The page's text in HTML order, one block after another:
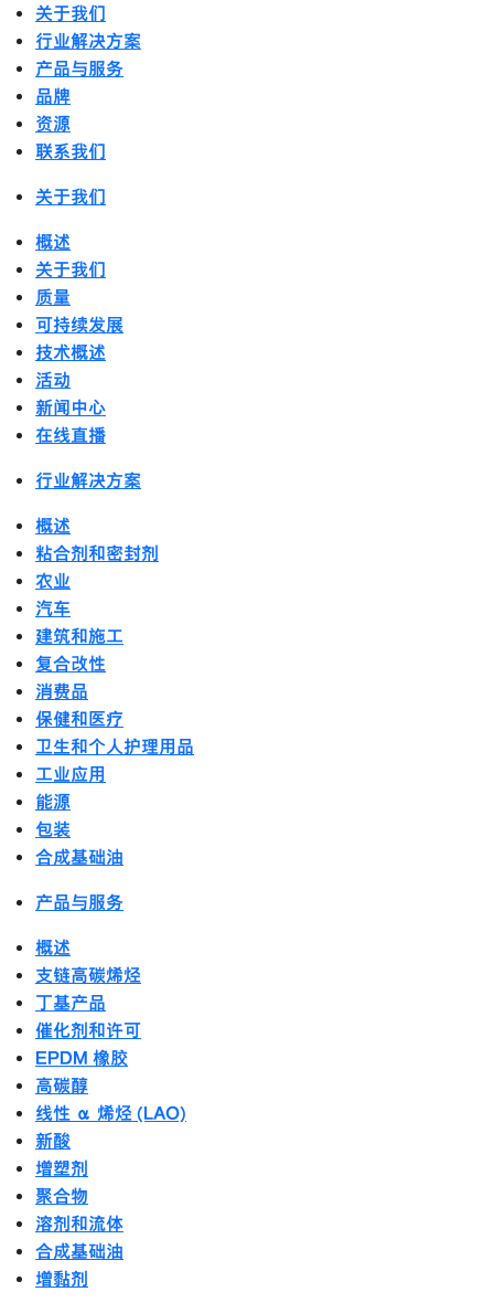
关于我们
行业解决方案
产品与服务
品牌
资源
联系我们
关于我们
概述
关于我们
质量
可持续发展
技术概述
活动
新闻中心
在线直播
行业解决方案
概述
粘合剂和密封剂
农业
汽车
建筑和施工
复合改性
消费品
保健和医疗
卫生和个人护理用品
工业应用
能源
包装
合成基础油
产品与服务
概述
支链高碳烯烃
丁基产品
催化剂和许可
EPDM 橡胶
高碳醇
线性 α 烯烃 (LAO)
新酸
增塑剂
聚合物
溶剂和流体
合成基础油
增黏剂